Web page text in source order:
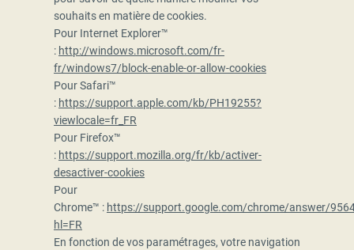
souhaits en matière de cookies.
Pour Internet Explorer™
: http://windows.microsoft.com/fr-
fr/windows7/block-enable-or-allow-cookies
Pour Safari™
: https://support.apple.com/kb/PH19255?
viewlocale=fr_FR
Pour Firefox™
: https://support.mozilla.org/fr/kb/activer-
desactiver-cookies
Pour
Chrome™ : https://support.google.com/chrome/answer/
hl=FR
En fonction de vos paramétrages, votre navigation